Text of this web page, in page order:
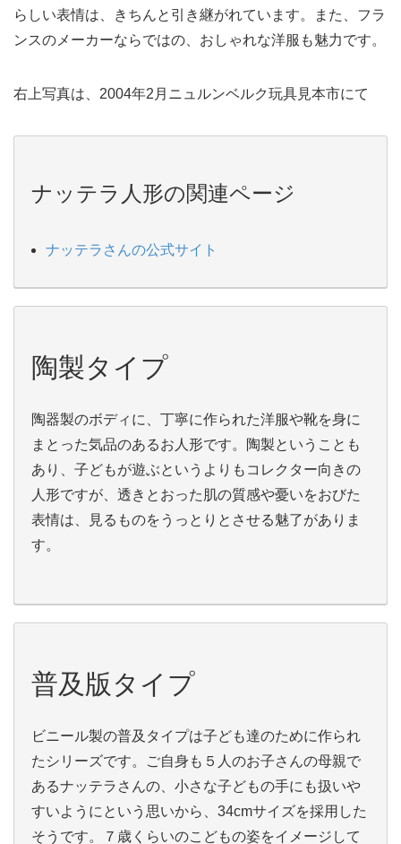
らしい表情は、きちんと引き継がれています。また、フラ
ンスのメーカーならではの、おしゃれな洋服も魅力です。
右上写真は、2004年2月ニュルンベルク玩具見本市にて
ナッテラ人形の関連ページ
ナッテラさんの公式サイト
陶製タイプ
陶器製のボディに、丁寧に作られた洋服や靴を身に
まとった気品のあるお人形です。陶製ということも
あり、子どもが遊ぶというよりもコレクター向きの
人形ですが、透きとおった肌の質感や憂いをおびた
表情は、見るものをうっとりとさせる魅了がありま
す。
普及版タイプ
ビニール製の普及タイプは子ども達のために作られ
たシリーズです。ご自身も５人のお子さんの母親で
あるナッテラさんの、小さな子どもの手にも扱いや
すいようにという思いから、34cmサイズを採用した
そうです。７歳くらいのこどもの姿をイメージして